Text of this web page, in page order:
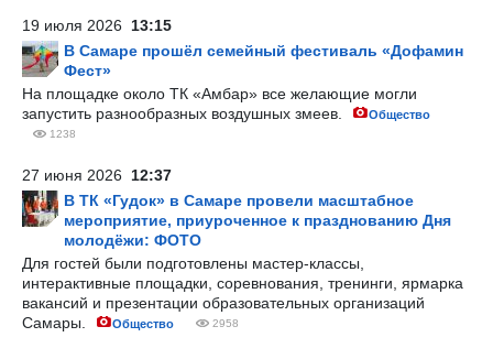
19 июля 2026 13:15
В Самаре прошёл семейный фестиваль «Дофамин
Фест»
На площадке около ТК «Амбар» все желающие могли
запустить разнообразных воздушных змеев.
Общество
1238
27 июня 2026 12:37
В ТК «Гудок» в Самаре провели масштабное
мероприятие, приуроченное к празднованию Дня
молодёжи: ФОТО
Для гостей были подготовлены мастер-классы,
интерактивные площадки, соревнования, тренинги, ярмарка
вакансий и презентации образовательных организаций
Самары.
Общество 2958